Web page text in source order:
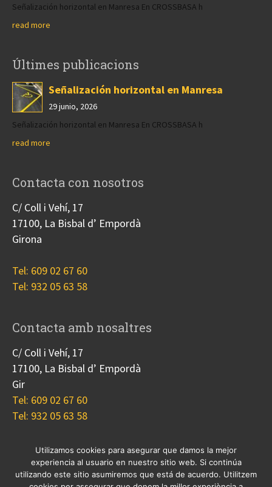
Señalización horizontal en Manresa En CROSSBASA h
read more
Últimes publicacions
Señalización horizontal en Manresa
29 junio, 2026
Señalización horizontal en Manresa En CROSSBASA h
read more
Contacta con nosotros
C/ Coll i Vehí, 17
17100, La Bisbal d’ Empordà
Girona
Tel: 609 02 67 60
Tel: 932 05 63 58
Contacta amb nosaltres
C/ Coll i Vehí, 17
17100, La Bisbal d’ Empordà
Gir
Tel: 609 02 67 60
Tel: 932 05 63 58
Nosotros Proyectos Blog
Contacto
Cookies
Utilizamos cookies para asegurar que damos la mejor
experiencia al usuario en nuestro sitio web. Si continúa
utilizando este sitio asumiremos que está de acuerdo. Utilitzem